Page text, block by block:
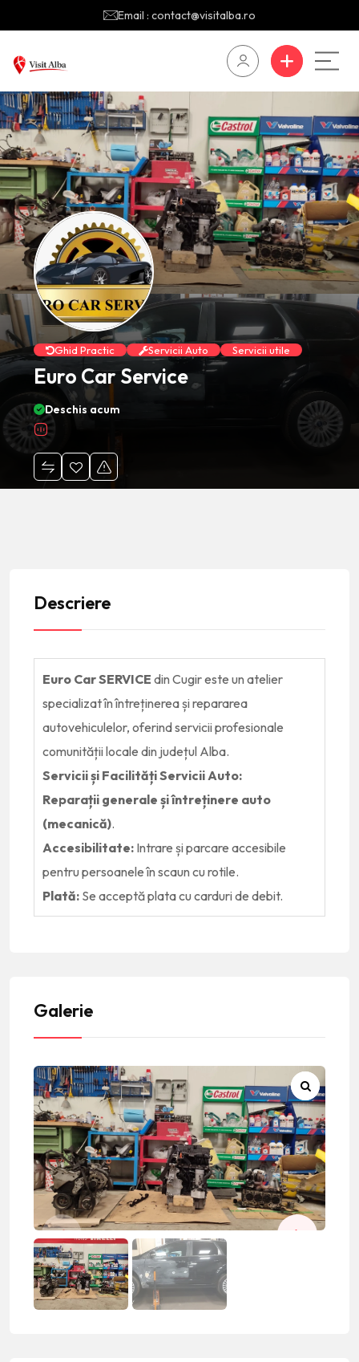
Email : contact@visitalba.ro
Ghid Practic Servicii Auto Servicii utile
Euro Car Service
Deschis acum
Descriere
Euro Car SERVICE din Cugir este un atelier
specializat în întreținerea și repararea
autovehiculelor, oferind servicii profesionale
comunității locale din județul Alba.
Servicii și FacilitățiServicii Auto:
Reparații generale și întreținere auto
(mecanică).
Accesibilitate: Intrare și parcare accesibile
pentru persoanele în scaun cu rotile.
Plată: Se acceptă plata cu carduri de debit.
Galerie